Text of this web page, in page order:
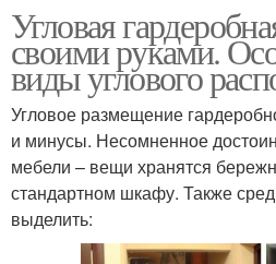
Угловая
своими руками.
виды углового
Угловое размещение
и минусы. Несомненное
мебели – вещи хранятся
стандартном шкафу. Также
выделить: